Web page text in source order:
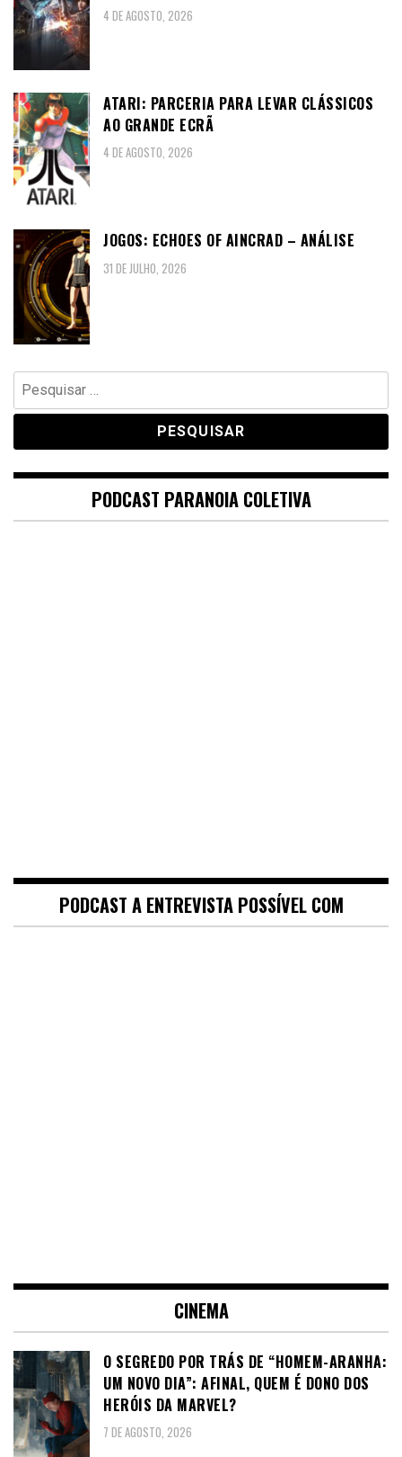
4 DE AGOSTO, 2026
ATARI: PARCERIA PARA LEVAR CLÁSSICOS
AO GRANDE ECRÃ
4 DE AGOSTO, 2026
JOGOS: ECHOES OF AINCRAD – ANÁLISE
31 DE JULHO, 2026
Pesquisar
por:
PODCAST PARANOIA COLETIVA
PODCAST A ENTREVISTA POSSÍVEL COM
CINEMA
O SEGREDO POR TRÁS DE “HOMEM-ARANHA:
UM NOVO DIA”: AFINAL, QUEM É DONO DOS
HERÓIS DA MARVEL?
7 DE AGOSTO, 2026